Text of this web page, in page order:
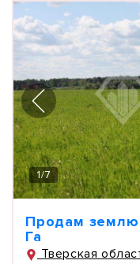
1/7
Продам землю
Га
Тверская